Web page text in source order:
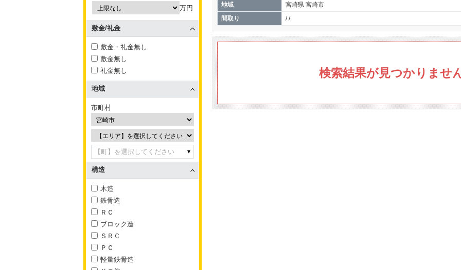
地域 宮崎県 宮崎市
間取り / /
検索結果が見つかりませ
万円
敷金/礼金
敷金・礼金無し
敷金無し
礼金無し
地域
市町村
【町】を選択してください
構造
木造
鉄骨造
ＲＣ
ブロック造
ＳＲＣ
ＰＣ
軽量鉄骨造